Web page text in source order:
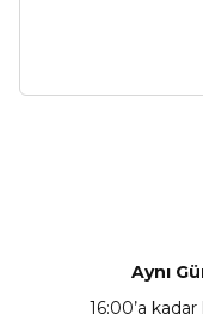
Ürün
Ürün
Aynı
16:00’a